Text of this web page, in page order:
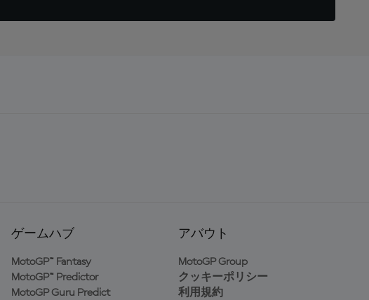
ゲームハブ
MotoGP™ Fantasy
MotoGP™ Predictor
MotoGP Guru Predict
アバウト
MotoGP Group
クッキーポリシー
利用規約